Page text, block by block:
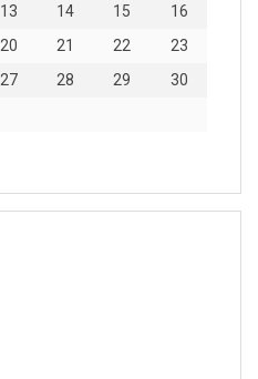
13 14 15
16
20 21 22
23
27 28 29
30